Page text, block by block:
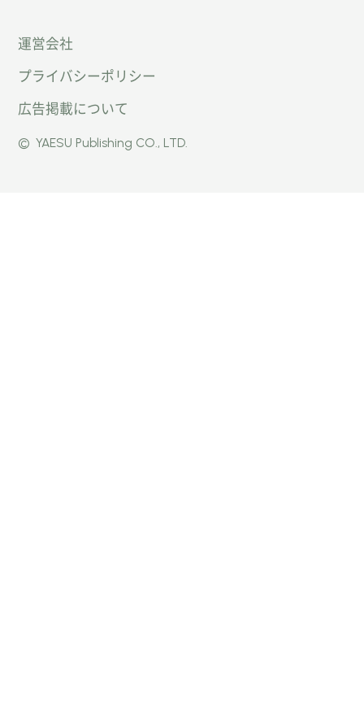
ン
パー」
公式 Faceb
運営会社
プライバシーポリシー
広告掲載について
© YAESU Publishing CO., LTD.